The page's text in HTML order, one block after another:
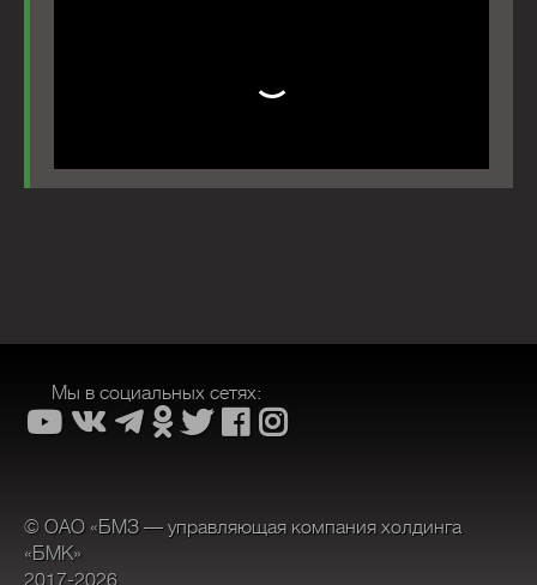
Мы в социальных сетях:
© ОАО «БМЗ — управляющая компания холдинга
«БМК»
2017-2026